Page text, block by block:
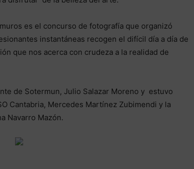
es el concurso de fotografía que organizó
instantáneas recogen el difícil día a día de
que nos acerca con crudeza a la realidad de
de Sotermun, Julio Salazar Moreno y estuvo
Cantabria, Mercedes Martínez Zubimendi y la
Navarro Mazón.